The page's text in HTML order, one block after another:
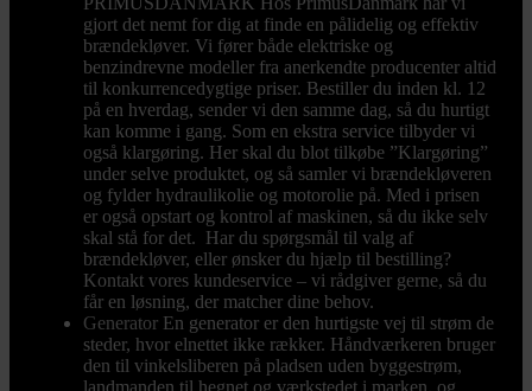
gjort det nemt for dig at finde en pålidelig og effektiv
brændekløver. Vi fører både elektriske og
benzindrevne modeller fra anerkendte producenter altid
til konkurrencedygtige priser. Bestiller du inden kl. 12
på en hverdag, sender vi den samme dag, så du hurtigt
kan komme i gang. Som en ekstra service tilbyder vi
også klargøring. Her skal du blot tilkøbe ”Klargøring”
under selve produktet, og så samler vi brændekløveren
og fylder hydraulikolie og motorolie på. Med i prisen
er også opstart og kontrol af maskinen, så du ikke selv
skal stå for det. Har du spørgsmål til valg af
brændekløver, eller ønsker du hjælp til bestilling?
Kontakt vores kundeservice – vi rådgiver gerne, så du
får en løsning, der matcher dine behov.
Generator En generator er den hurtigste vej til strøm de
steder, hvor elnettet ikke rækker. Håndværkeren bruger
den til vinkelsliberen på pladsen uden byggestrøm,